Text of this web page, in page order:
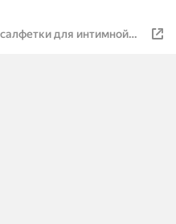
для интимной